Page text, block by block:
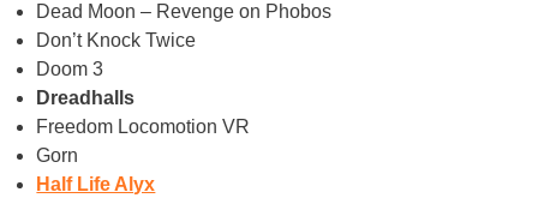
Dead Moon – Revenge on Phobos
Don’t Knock Twice
Doom 3
Dreadhalls
Freedom Locomotion VR
Gorn
Half Life Alyx